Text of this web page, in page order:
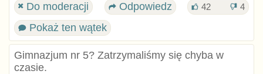
Do moderacji Odpowiedz 42 4
Pokaż ten wątek
Gimnazjum nr 5? Zatrzymaliśmy się chyba w
czasie.